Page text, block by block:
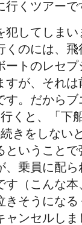
行くツアーで
してしまい
くのには、
ートのレセ
すが、それ
す。だから
くと、「下
きをしない
いうこと
、乗員に配
（こんな
きそうにな
ャンセルし